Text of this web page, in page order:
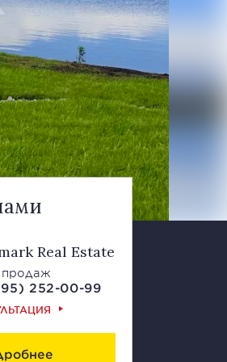
Real Estate
252-00-99